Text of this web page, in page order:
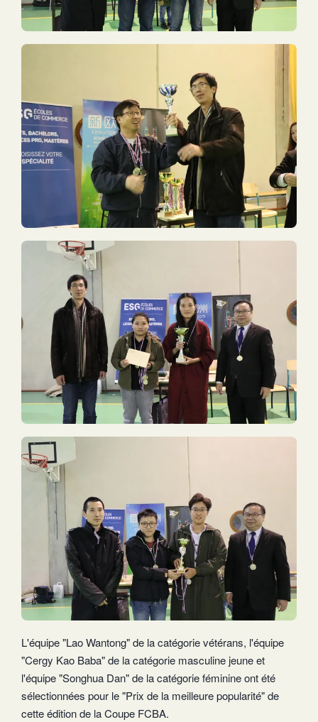
L'équipe "Lao Wantong" de la catégorie vétérans, l'équipe
"Cergy Kao Baba" de la catégorie masculine jeune et
l'équipe "Songhua Dan" de la catégorie féminine ont été
sélectionnées pour le "Prix de la meilleure popularité" de
cette édition de la Coupe FCBA.